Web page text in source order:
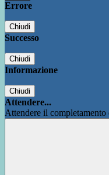
Errore
Chiudi
Successo
Chiudi
Informazione
Chiudi
Attendere...
Attendere il completamento